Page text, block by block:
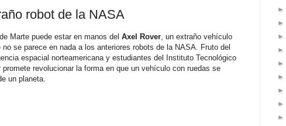
robot de la NASA
Marte puede estar en manos del Axel Rover , un extraño vehículo
se parece en nada a los anteriores robots de la NASA. Fruto del
espacial norteamericana y estudiantes del Instituto Tecnológico
promete revolucionar la forma en que un vehículo con ruedas se
un planeta.
►
►
►
►
►
►
►
►
►